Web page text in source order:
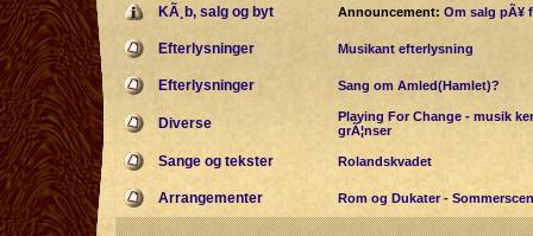
KÃ¸b, salg og byt Announcement: Om salg pÃ¥
Efterlysninger Musikant efterlysning
Efterlysninger Sang om Amled(Hamlet)?
Diverse
Playing For Change - musik
grÃ¦nser
Sange og tekster Rolandskvadet
Arrangementer Rom og Dukater -